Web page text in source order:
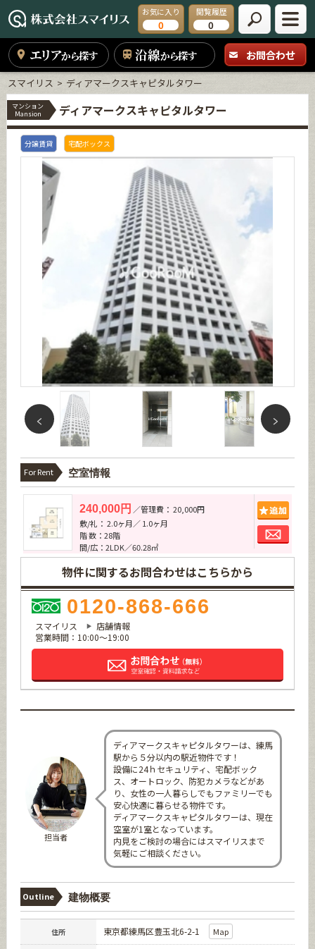
お気に入り
0
閲覧履歴
0
エリアから探す 沿線から探す お問合わせ
スマイリス ディアマークスキャピタルタワー
マンション
Mansion
ディアマークスキャピタルタワー
分譲賃貸 宅配ボックス
For Rent 空室情報
240,000円 ／管理費： 20,000円
敷/礼： 2.0ヶ月／ 1.0ヶ月
階 数：28階
間/広：2LDK／60.28㎡
物件に関するお問合わせはこちらから
0120-868-666
スマイリス
店舗情報
営業時間：10:00～19:00
担当者
ディアマークスキャピタルタワーは、練馬
駅から５分以内の駅近物件です！
設備に24ｈセキュリティ、宅配ボック
ス、オートロック、防犯カメラなどがあ
り、女性の一人暮らしでもファミリーでも
安心快適に暮らせる物件です。
ディアマークスキャピタルタワーは、現在
空室が1室となっています。
内見をご検討の場合にはスマイリスまで
気軽にご相談ください。
Outline 建物概要
住所 東京都練馬区豊玉北6-2-1 Map